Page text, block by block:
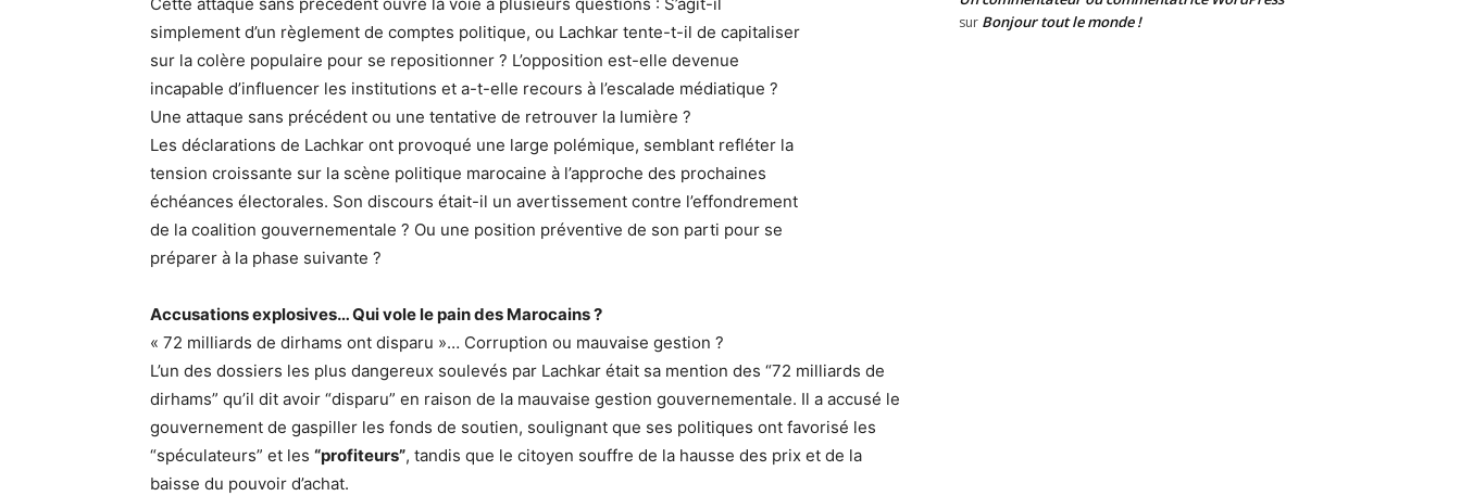
simplement d’un règlement de comptes politique, ou Lachkar tente-t-il de capitaliser
sur la colère populaire pour se repositionner ? L’opposition est-elle devenue
incapable d’influencer les institutions et a-t-elle recours à l’escalade médiatique ?
Une attaque sans précédent ou une tentative de retrouver la lumière ?
Les déclarations de Lachkar ont provoqué une large polémique, semblant refléter la
tension croissante sur la scène politique marocaine à l’approche des prochaines
échéances électorales. Son discours était-il un avertissement contre l’effondrement
de la coalition gouvernementale ? Ou une position préventive de son parti pour se
préparer à la phase suivante ?
Accusations explosives… Qui vole le pain des Marocains ?
« 72 milliards de dirhams ont disparu »… Corruption ou mauvaise gestion ?
L’un des dossiers les plus dangereux soulevés par Lachkar était sa mention des “72 milliards de
dirhams” qu’il dit avoir “disparu” en raison de la mauvaise gestion gouvernementale. Il a accusé le
gouvernement de gaspiller les fonds de soutien, soulignant que ses politiques ont favorisé les
“spéculateurs” et les “profiteurs”, tandis que le citoyen souffre de la hausse des prix et de la
baisse du pouvoir d’achat.
sur Bonjour tout le monde !